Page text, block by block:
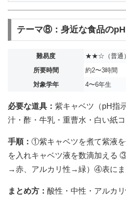
テーマ⑧：身近な食品のpH
難易度
★★☆（普通）
所要時間
約2〜3時間
対象学年
4〜6年生
必要な道具： 紫キャベツ（pH指
汁・酢・牛乳・重曹水・白い紙
手順： ①紫キャベツを煮て紫液
を入れキャベツ液を数滴加える
→赤、アルカリ性→緑）④表にま
まとめ方： 酸性・中性・アルカ